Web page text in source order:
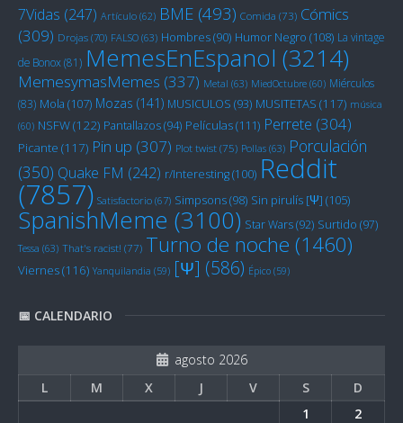
7Vidas (247) Artículo (62) BME (493) Comida (73) Cómics
(309) Drojas (70) FALSO (63) Hombres(90) Humor Negro (108) La vintage
de Bonox(81) MemesEnEspanol (3214)
MemesymasMemes (337) Metal (63) MiedOctubre (60) Miérculos
(83) Mola (107) Mozas (141) MUSICULOS (93) MUSITETAS (117) música
(60) NSFW(122) Pantallazos(94) Películas(111) Perrete (304)
Picante (117) Pin up (307) Plot twist (75) Pollas (63) Porculación
(350) Quake FM (242) r/Interesting(100) Reddit
(7857) Satisfactorio (67) Simpsons(98) Sin pirulís [Ψ] (105)
SpanishMeme (3100) Star Wars(92) Surtido (97)
Tessa (63) That's racist! (77) Turno de noche (1460)
Viernes(116) Yanquilandia (59) [Ψ] (586) Épico (59)
📅 CALENDARIO
agosto 2026
L
M X J V S
D
1
2